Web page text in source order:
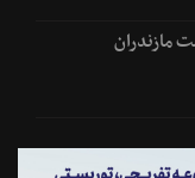
مازندران